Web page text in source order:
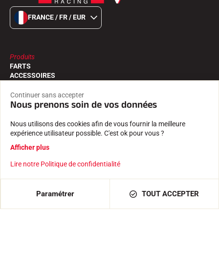
AJOUTER AU PANIER 2 698,80 €
FRANCE / FR / EUR
Produits
FARTS
ACCESSOIRES
TEXTILE
CHRONOMÉTRAGE
LOGICIELS
Services
RETOURS PRODUITS
LES CATALOGUES
DÉCLARATIONS DE CONFORMITÉ
CARRIÈRE
Continuer sans accepter
Nous prenons soin de vos données
Nous utilisons des cookies afin de vous fournir la meilleure
expérience utilisateur possible. C'est ok pour vous ?
Afficher plus
Lire notre Politique de confidentialité
Paramétrer TOUT ACCEPTER